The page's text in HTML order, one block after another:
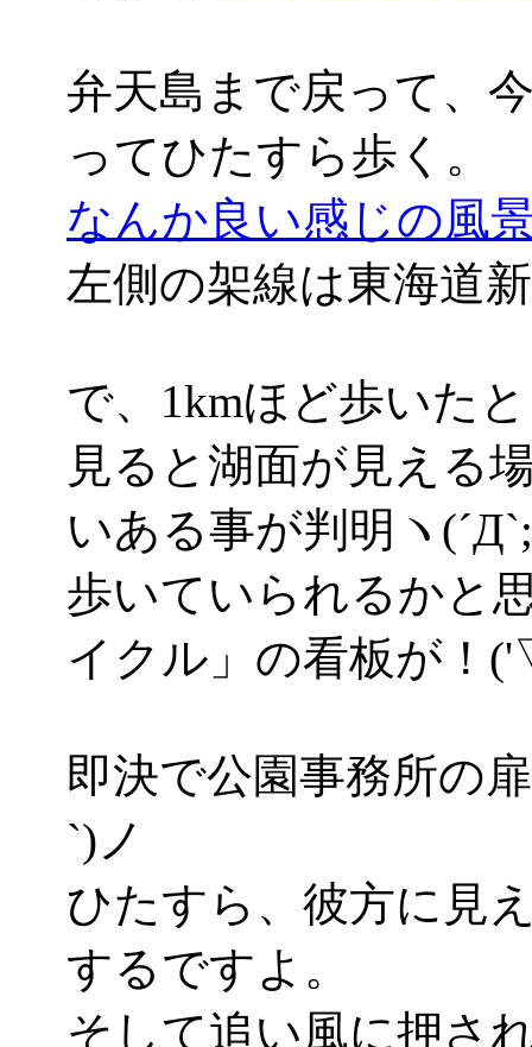
弁天島まで戻って、
ってひたすら歩く。
なんか良い感じの風
左側の架線は東海道
で、1kmほど歩いた
見ると湖面が見える
いある事が判明ヽ
歩いていられるかと
イクル」の看板が！
即決で公園事務所の
`)ノ
ひたすら、彼方に見
するですよ。
そして追い風に押さ